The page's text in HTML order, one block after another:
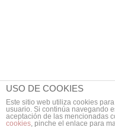
USO DE COOKIES
Este sitio web utiliza cookies
usuario. Si continúa navegando
aceptación de las mencionadas
cookies, pinche el enlace para